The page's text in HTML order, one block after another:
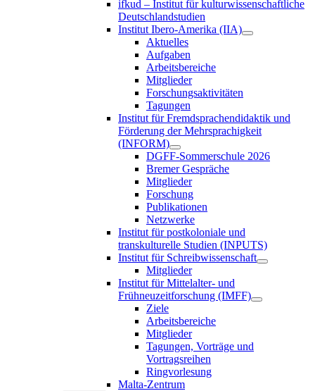
ifkud – Institut für kulturwissenschaftliche
Deutschlandstudien
Institut Ibero-Amerika (IIA)
Aktuelles
Aufgaben
Arbeitsbereiche
Mitglieder
Forschungsaktivitäten
Tagungen
Institut für Fremdsprachendidaktik und
Förderung der Mehrsprachigkeit
(INFORM)
DGFF-Sommerschule 2026
Bremer Gespräche
Mitglieder
Forschung
Publikationen
Netzwerke
Institut für postkoloniale und
transkulturelle Studien (INPUTS)
Institut für Schreibwissenschaft
Mitglieder
Institut für Mittelalter- und
Frühneuzeitforschung (IMFF)
Ziele
Arbeitsbereiche
Mitglieder
Tagungen, Vorträge und
Vortragsreihen
Ringvorlesung
Malta-Zentrum